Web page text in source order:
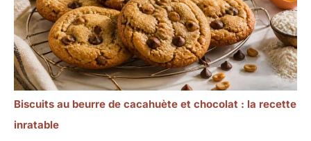
Biscuits au beurre de cacahuète et chocolat : la recette
inratable